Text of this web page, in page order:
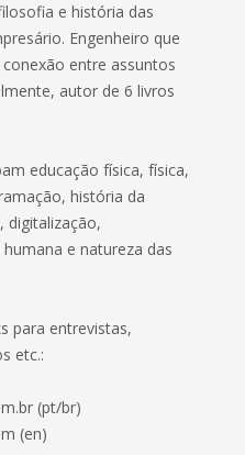
e história das
Engenheiro que
entre assuntos
autor de 6 livros
educação física, física,
história da
digitalização,
e natureza das
para entrevistas,
etc.:
(pt/br)
(en)